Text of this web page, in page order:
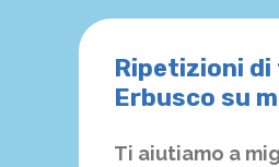
Ripetizioni
Erbusco su
Ti aiutiamo a